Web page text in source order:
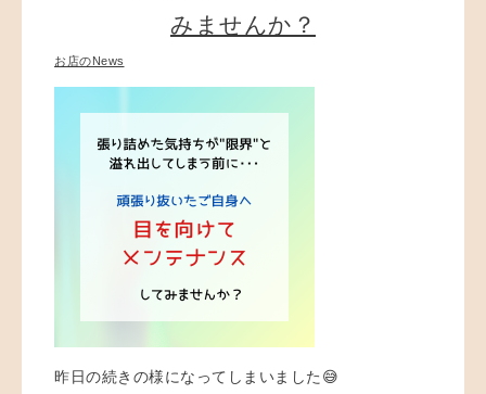
みませんか？
お店のNews
昨日の続きの様になってしまいました😅